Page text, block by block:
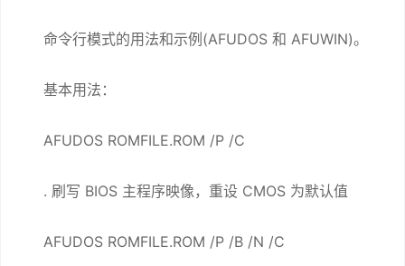
命令行模式的用法和示例(AFUDOS 和 AFUWIN)。
基本用法：
AFUDOS ROMFILE.ROM /P /C
. 刷写 BIOS 主程序映像，重设 CMOS 为默认值
AFUDOS ROMFILE.ROM /P /B /N /C